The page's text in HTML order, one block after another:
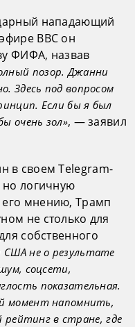
нападающий
BBC он
ФИФА, назвав
позор. Джанни
Здесь под вопросом
Если бы я был
очень зол», — заявил
в своем Telegram-
логичную
его мнению, Трамп
не столько для
собственного
не о результате
соцсети,
показательная.
момент напомнить,
рейтинг в стране, где